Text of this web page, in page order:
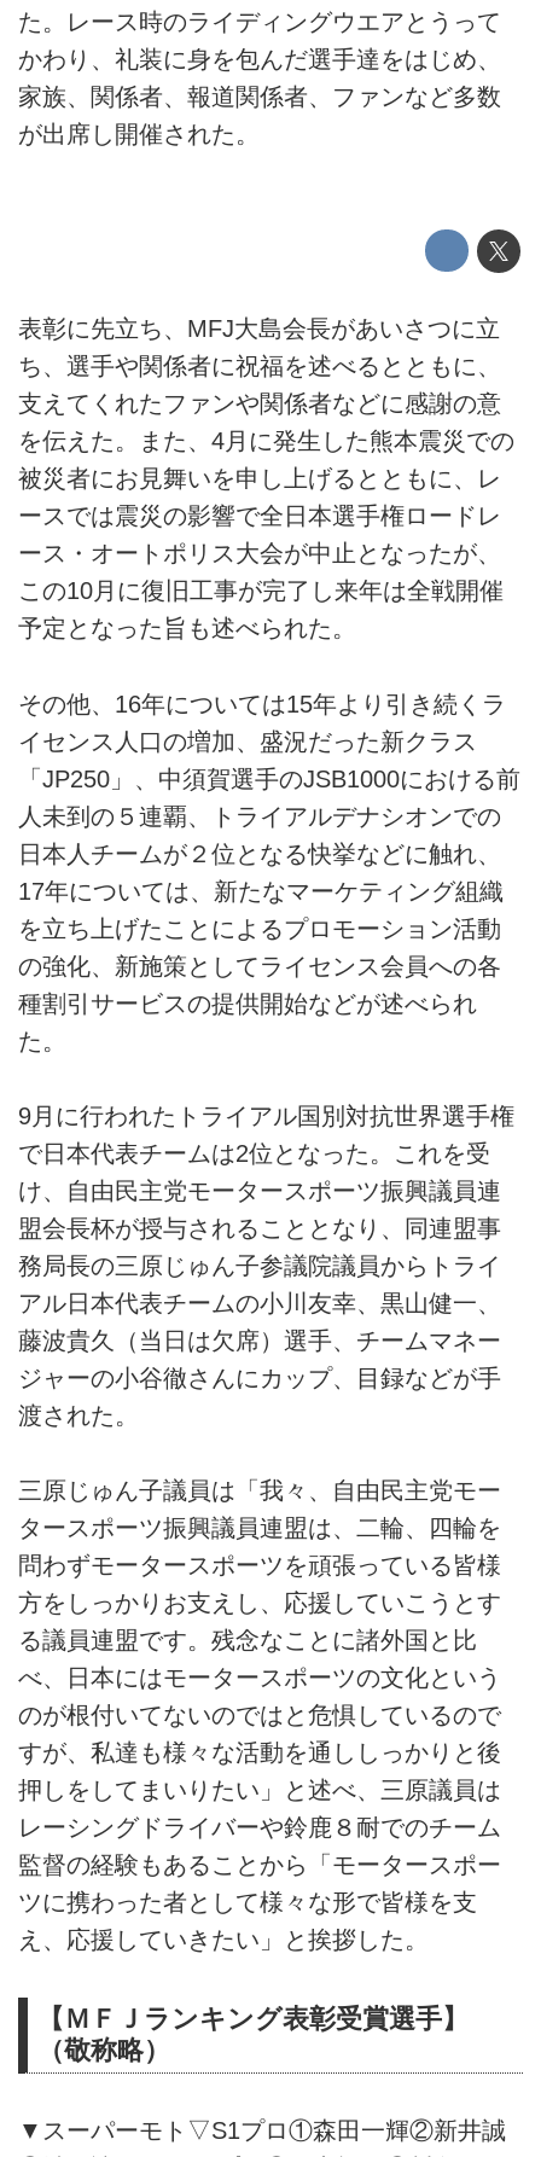
た。レース時のライディングウエアとうって
かわり、礼装に身を包んだ選手達をはじめ、
家族、関係者、報道関係者、ファンなど多数
が出席し開催された。
表彰に先立ち、MFJ大島会長があいさつに立
ち、選手や関係者に祝福を述べるとともに、
支えてくれたファンや関係者などに感謝の意
を伝えた。また、4月に発生した熊本震災での
被災者にお見舞いを申し上げるとともに、レ
ースでは震災の影響で全日本選手権ロードレ
ース・オートポリス大会が中止となったが、
この10月に復旧工事が完了し来年は全戦開催
予定となった旨も述べられた。
その他、16年については15年より引き続くラ
イセンス人口の増加、盛況だった新クラス
「JP250」、中須賀選手のJSB1000における前
人未到の５連覇、トライアルデナシオンでの
日本人チームが２位となる快挙などに触れ、
17年については、新たなマーケティング組織
を立ち上げたことによるプロモーション活動
の強化、新施策としてライセンス会員への各
種割引サービスの提供開始などが述べられ
た。
9月に行われたトライアル国別対抗世界選手権
で日本代表チームは2位となった。これを受
け、自由民主党モータースポーツ振興議員連
盟会長杯が授与されることとなり、同連盟事
務局長の三原じゅん子参議院議員からトライ
アル日本代表チームの小川友幸、黒山健一、
藤波貴久（当日は欠席）選手、チームマネー
ジャーの小谷徹さんにカップ、目録などが手
渡された。
三原じゅん子議員は「我々、自由民主党モー
タースポーツ振興議員連盟は、二輪、四輪を
問わずモータースポーツを頑張っている皆様
方をしっかりお支えし、応援していこうとす
る議員連盟です。残念なことに諸外国と比
べ、日本にはモータースポーツの文化という
のが根付いてないのではと危惧しているので
すが、私達も様々な活動を通ししっかりと後
押しをしてまいりたい」と述べ、三原議員は
レーシングドライバーや鈴鹿８耐でのチーム
監督の経験もあることから「モータースポー
ツに携わった者として様々な形で皆様を支
え、応援していきたい」と挨拶した。
【ＭＦＪランキング表彰受賞選手】
（敬称略）
▼スーパーモト▽S1プロ①森田一輝②新井誠